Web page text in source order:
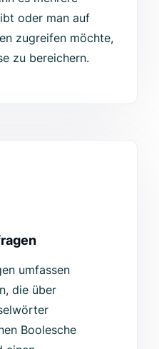
oder man auf
zugreifen möchte,
zu bereichern.
umfassen
die über
Boolesche